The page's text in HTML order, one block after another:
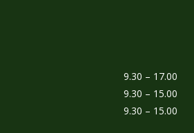
9.30 – 17.00
​9.30 – 15.00
​9.30 – 15.00